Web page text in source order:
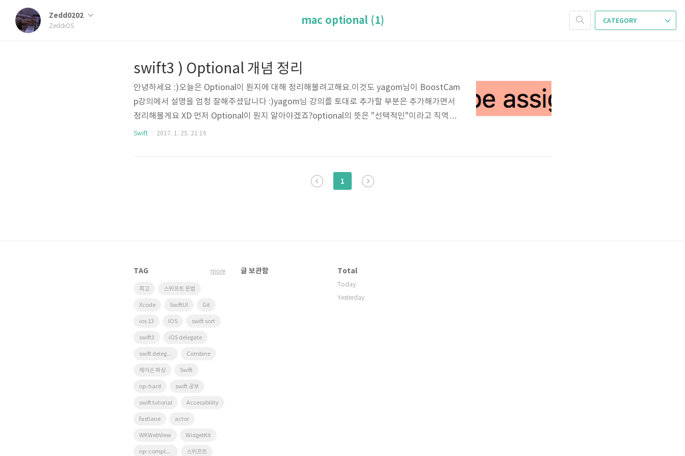
Zedd0202
ZeddiOS
CATEGORY
mac optional (1)
swift3 ) Optional 개념 정리
안녕하세요 :)오늘은 Optional이 뭔지에 대해 정리해볼려고해요.이것도 yagom님이 BoostCam
p강의에서 설명을 엄청 잘해주셨답니다 :)yagom님 강의를 토대로 추가할 부분은 추가해가면서
정리해볼게요 XD 먼저 Optional이 뭔지 알아야겠죠?optional의 뜻은 "선택적인"이라고 직역할
수 있겠네요.평소 우리 생활에서 "옵션"이라고 그러면 뭐 있어도 되고 없어도 되는 그런 느낌이
iOS개발을 하시면서 ? / ! 기호를 많이 보셨을거에요. 이것이 바로 optional 기호인데요, swift
Swift 2017. 1. 25. 21:19
1
TAG
회고 스위프트 문법
Xcode SwiftUI Git
ios 13 IOS swift sort
swift3 iOS delegate
swift delegate Combine
제이슨 파싱 Swift
np-hard swift 공부
swift tutorial Accessibility
fastlane actor
WKWebView WidgetKit
np-complete 스위프트
more 글 보관함 Total
Today
Yesterday